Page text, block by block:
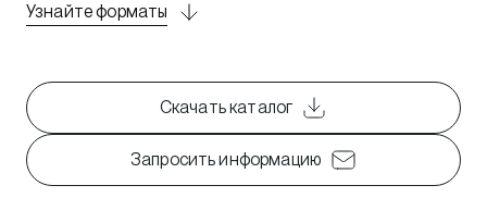
Узнайте форматы
Скачать каталог
Запросить информацию